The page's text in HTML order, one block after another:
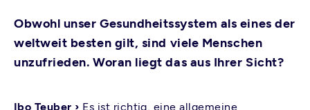
Obwohl unser Gesundheitssystem als eines der
weltweit besten gilt, sind viele Menschen
unzufrieden. Woran liegt das aus Ihrer Sicht?
Ibo Teuber › Es ist richtig, eine allgemeine